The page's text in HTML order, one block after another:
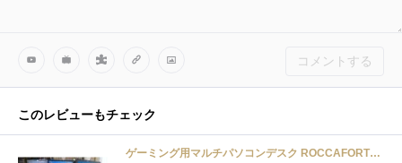
コメントする
このレビューもチェック
ゲーミング用マルチパソコンデスク ROCCAFORTE mS-010